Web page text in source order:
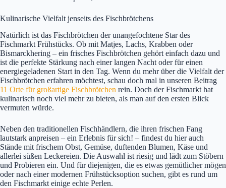
Kulinarische Vielfalt jenseits des Fischbrötchens
Natürlich ist das Fischbrötchen der unangefochtene Star des
Fischmarkt Frühstücks. Ob mit Matjes, Lachs, Krabben oder
Bismarckhering – ein frisches Fischbrötchen gehört einfach dazu und
ist die perfekte Stärkung nach einer langen Nacht oder für einen
energiegeladenen Start in den Tag. Wenn du mehr über die Vielfalt der
Fischbrötchen erfahren möchtest, schau doch mal in unseren Beitrag
11 Orte für großartige Fischbrötchen rein. Doch der Fischmarkt hat
kulinarisch noch viel mehr zu bieten, als man auf den ersten Blick
vermuten würde.
Neben den traditionellen Fischhändlern, die ihren frischen Fang
lautstark anpreisen – ein Erlebnis für sich! – findest du hier auch
Stände mit frischem Obst, Gemüse, duftenden Blumen, Käse und
allerlei süßen Leckereien. Die Auswahl ist riesig und lädt zum Stöbern
und Probieren ein. Und für diejenigen, die es etwas gemütlicher mögen
oder nach einer modernen Frühstücksoption suchen, gibt es rund um
den Fischmarkt einige echte Perlen.